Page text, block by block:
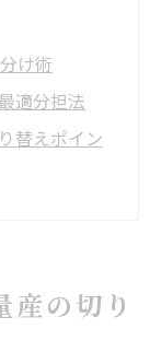
け術
適分担法
替えポイン
しポイン
産の切り